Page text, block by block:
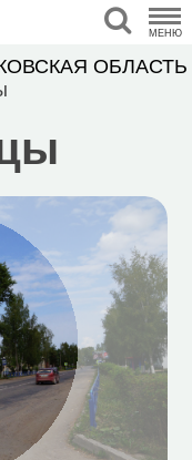
МЕНЮ
ОБЛАСТЬ